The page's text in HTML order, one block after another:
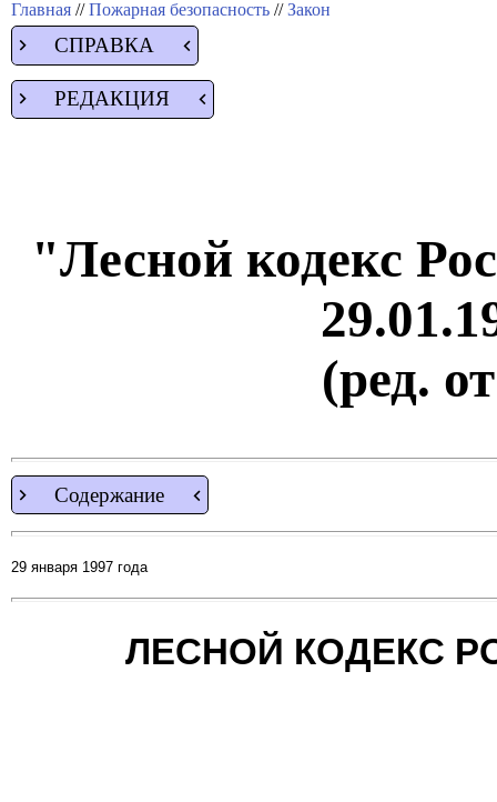
Главная //Пожарная безопасность //Закон
СПРАВКА
РЕДАКЦИЯ
"Лесной кодекс
(ред.
Содержание
29 января 1997 года
ЛЕСНОЙ КОДЕКС